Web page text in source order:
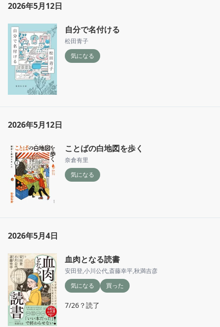
2026年5月12日
自分で名付ける
松田青子
気になる
2026年5月12日
ことばの白地図を歩く
奈倉有里
気になる
2026年5月4日
血肉となる読書
安田登,小川公代,斎藤幸平,秋満吉彦
気になる
買った
7/26？読了